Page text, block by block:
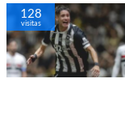
128
visitas